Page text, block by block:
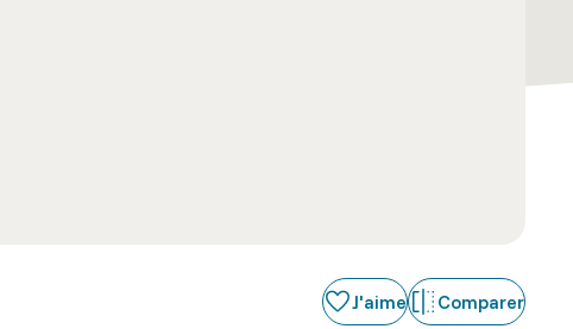
J'aime Comparer